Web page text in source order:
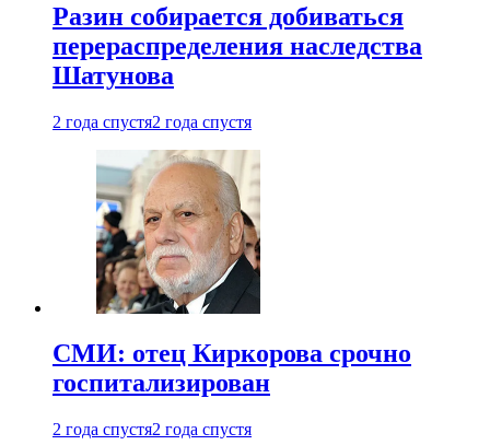
Разин собирается добиваться
перераспределения наследства
Шатунова
2 года спустя2 года спустя
СМИ: отец Киркорова срочно
госпитализирован
2 года спустя2 года спустя